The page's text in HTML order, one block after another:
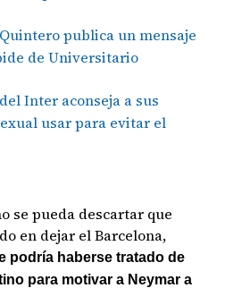
publica un mensaje
de Universitario
Inter aconseja a sus
usar para evitar el
se pueda descartar que
en dejar el Barcelona,
podría haberse tratado de
para motivar a Neymar a